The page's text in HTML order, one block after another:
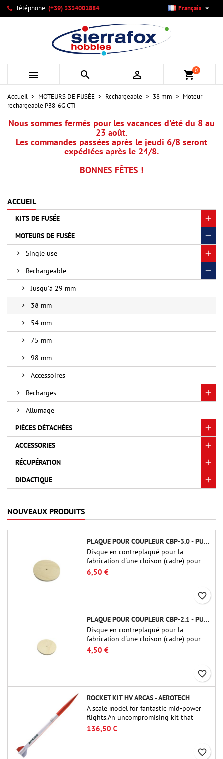
Téléphone:(+39) 3334001884 Français 
   shopping_cart0
Accueil MOTEURS DE FUSÉE Rechargeable 38 mm
Moteur
rechargeable P38-6G CTI
Nous sommes fermés pour les vacances d'été du 8 au
23 août.
Les commandes passées après le jeudi 6/8 seront
expédiées après le 24/8.
BONNES FÊTES !
ACCUEIL
KITS DE FUSÉE
MOTEURS DE FUSÉE
Single use
Rechargeable
Jusqu'à 29 mm
38 mm
54 mm
75 mm
98 mm
Accessoires
Recharges
Allumage
PIÈCES DÉTACHÉES
ACCESSORIES
RÉCUPÉRATION
DIDACTIQUE
NOUVEAUX PRODUITS
PLAQUE POUR COUPLEUR CBP-3.0 - PUBLIC MISSILES LTD.
Disque en contreplaqué pour la
fabrication d'une cloison (cadre) pour
raccords tubulaires de 75 mm de Public
Missiles Ltd. (PT-3.0/QT-3.0)
6,50 €
favorite_border
PLAQUE POUR COUPLEUR CBP-2.1 - PUBLIC MISSILES LTD.
Disque en contreplaqué pour la
fabrication d'une cloison (cadre) pour
raccords tubulaires de 54 mm de Public
Missiles Ltd. (PT-2.1 ou QT-2.1)
4,50 €
favorite_border
ROCKET KIT HV ARCAS - AEROTECH
A scale model for fantastic mid-power
flights.An uncompromising kit that
allows you to build a replica of one of
the most famous sounding-rocket ever.
136,50 €
favorite_border
Mes listes d'envies ×
Créer une nouvelle liste
Créer une liste d'envies ×
Nom de la liste d'envies
Annuler Créer une liste d'envies
Connexion ×
Vous devez être connecté pour ajouter des produits à votre
liste d'envies.
Annuler Connexion